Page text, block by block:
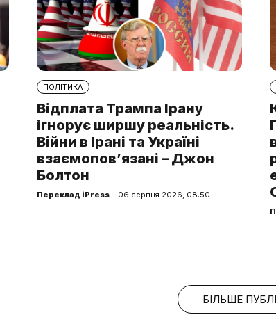
ПОЛІТИКА
Відплата Трампа Ірану
ігнорує ширшу реальність.
Війни в Ірані та Україні
взаємопов’язані – Джон
Болтон
Переклад iPress – 06 серпня 2026, 08:50
БІЛЬШЕ